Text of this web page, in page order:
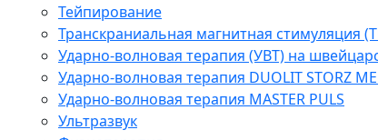
Тейпирование
Транскраниальная магнитная стимуляция
Ударно-волновая терапия (УВТ) на
Ударно-волновая терапия DUOLIT STORZ
Ударно-волновая терапия MASTER PULS
Ультразвук